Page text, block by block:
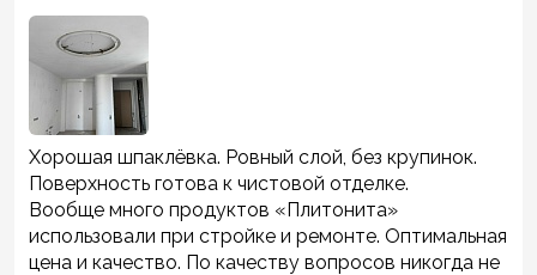
Хорошая шпаклёвка. Ровный слой, без крупинок.
Поверхность готова к чистовой отделке.
Вообще много продуктов «Плитонита»
использовали при стройке и ремонте. Оптимальная
цена и качество. По качеству вопросов никогда не